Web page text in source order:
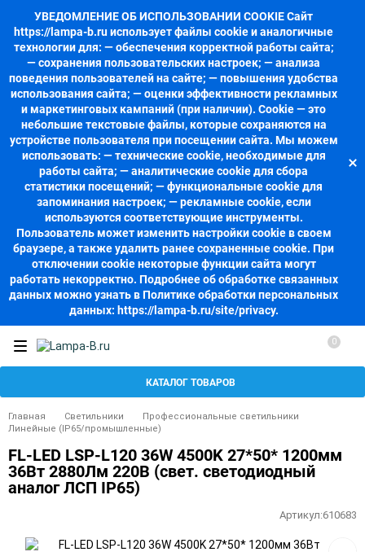
УВЕДОМЛЕНИЕ ОБ ИСПОЛЬЗОВАНИИ COOKIE Сайт
https://lampa-b.ru использует файлы cookie и аналогичные
технологии для: — обеспечения корректной работы сайта;
— сохранения пользовательских настроек; — анализа
поведения пользователей на сайте; — повышения удобства
использования сайта; — оценки эффективности рекламных
и маркетинговых кампаний (при наличии). Cookie — это
небольшие текстовые файлы, которые сохраняются на
устройстве пользователя при посещении сайта. Мы можем
использовать: — технические cookie, необходимые для
работы сайта; — аналитические cookie для сбора
статистики посещений; — функциональные cookie для
запоминания настроек; — рекламные cookie, если
используются соответствующие инструменты.
Пользователь может изменить настройки cookie в своем
браузере, а также удалить ранее сохраненные cookie. При
отключении cookie некоторые функции сайта могут
работать некорректно. Подробнее об обработке связанных
данных можно узнать в Политике обработки персональных
данных: https://lampa-b.ru/site/privacy.
КАТАЛОГ ТОВАРОВ
0
Главная Светильники
Профессиональные светильники
Линейные (IP65/промышленные)
FL-LED LSP-L120 36W 4500K 27*50* 1200мм
36Вт 2880Лм 220В (свет. светодиодный
аналог ЛСП IP65)
Артикул:610683